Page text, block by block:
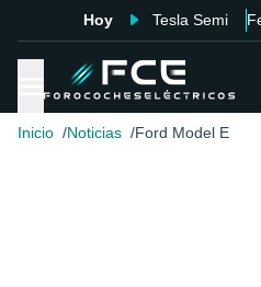
Hoy Tesla Semi
Inicio Noticias Ford Model E